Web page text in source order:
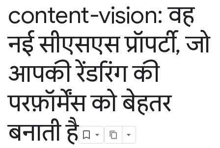
content-vision: वह
नई सीएसएस प्रॉपर्टी,जो
आपकी रेंडरिंग की
परफ़ॉर्मेंस को बेहतर
बनाती है